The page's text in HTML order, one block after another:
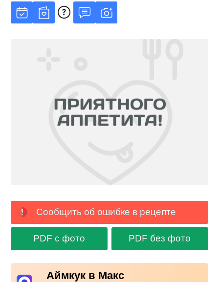
Сообщить об ошибке в рецепте
PDF с фото PDF без фото
Аймкук в Макс